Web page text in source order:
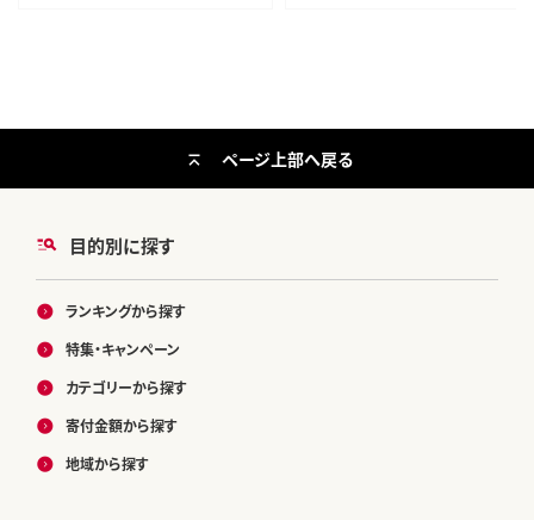
目的別に探す
ランキングから探す
特集・キャンペーン
カテゴリーから探す
寄付金額から探す
地域から探す
ページ上部へ戻る